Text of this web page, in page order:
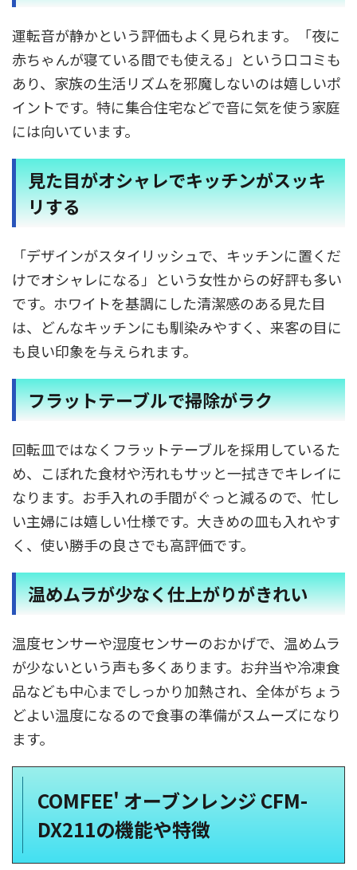
運転音が静かという評価もよく見られます。「夜に
赤ちゃんが寝ている間でも使える」という口コミも
あり、家族の生活リズムを邪魔しないのは嬉しいポ
イントです。特に集合住宅などで音に気を使う家庭
には向いています。
見た目がオシャレでキッチンがスッキ
リする
「デザインがスタイリッシュで、キッチンに置くだ
けでオシャレになる」という女性からの好評も多い
です。ホワイトを基調にした清潔感のある見た目
は、どんなキッチンにも馴染みやすく、来客の目に
も良い印象を与えられます。
フラットテーブルで掃除がラク
回転皿ではなくフラットテーブルを採用しているた
め、こぼれた食材や汚れもサッと一拭きでキレイに
なります。お手入れの手間がぐっと減るので、忙し
い主婦には嬉しい仕様です。大きめの皿も入れやす
く、使い勝手の良さでも高評価です。
温めムラが少なく仕上がりがきれい
温度センサーや湿度センサーのおかげで、温めムラ
が少ないという声も多くあります。お弁当や冷凍食
品なども中心までしっかり加熱され、全体がちょう
どよい温度になるので食事の準備がスムーズになり
ます。
COMFEE' オーブンレンジ CFM-
DX211の機能や特徴